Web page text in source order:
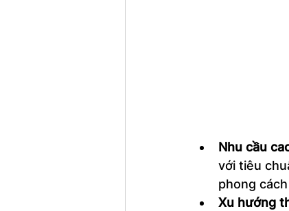
Nhu cầu
với tiêu
phong
Xu hướng